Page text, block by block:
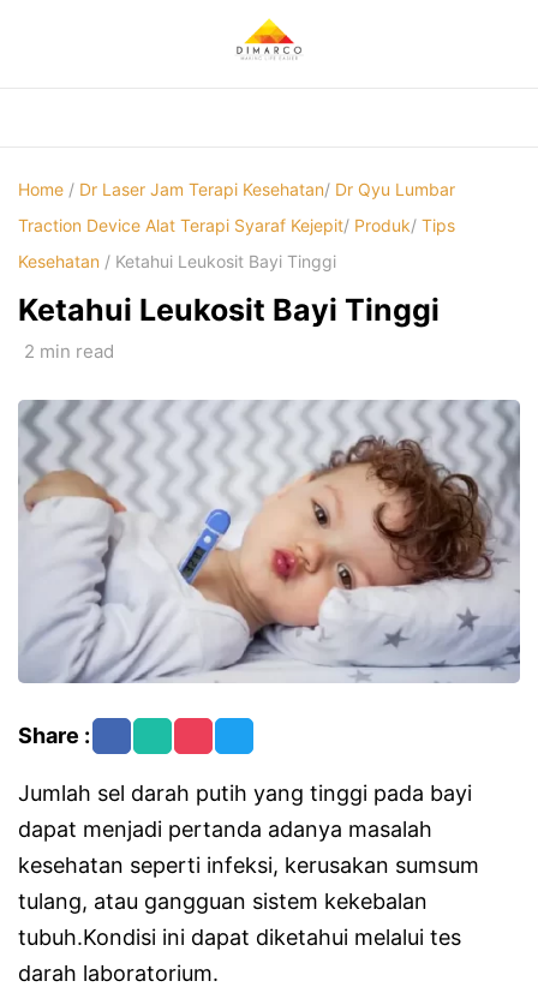
Home / Dr Laser Jam Terapi Kesehatan/ Dr Qyu Lumbar
Traction Device Alat Terapi Syaraf Kejepit/ Produk/ Tips
Kesehatan / Ketahui Leukosit Bayi Tinggi
Ketahui Leukosit Bayi Tinggi
2 min read
Share :
Jumlah sel darah putih yang tinggi pada bayi
dapat menjadi pertanda adanya masalah
kesehatan seperti infeksi, kerusakan sumsum
tulang, atau gangguan sistem kekebalan
tubuh.Kondisi ini dapat diketahui melalui tes
darah laboratorium.